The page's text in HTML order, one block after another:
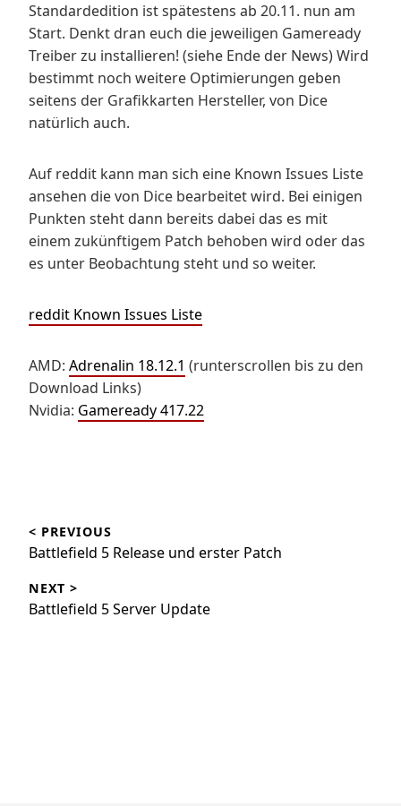
Standardedition ist spätestens ab 20.11. nun am
Start. Denkt dran euch die jeweiligen Gameready
Treiber zu installieren! (siehe Ende der News) Wird
bestimmt noch weitere Optimierungen geben
seitens der Grafikkarten Hersteller, von Dice
natürlich auch.
Auf reddit kann man sich eine Known Issues Liste
ansehen die von Dice bearbeitet wird. Bei einigen
Punkten steht dann bereits dabei das es mit
einem zukünftigem Patch behoben wird oder das
es unter Beobachtung steht und so weiter.
reddit Known Issues Liste
AMD: Adrenalin 18.12.1 (runterscrollen bis zu den
Download Links)
Nvidia: Gameready 417.22
< PREVIOUS
Battlefield 5 Release und erster Patch
NEXT >
Battlefield 5 Server Update